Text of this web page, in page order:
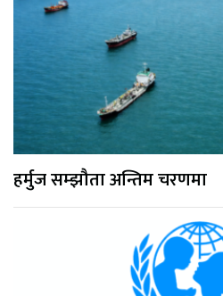
हर्मुज सम्झौता अन्तिम चरणमा